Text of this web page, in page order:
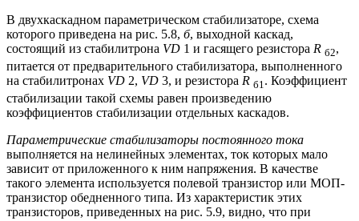
В двухкаскадном параметрическом стабилизаторе, схема
которого приведена на рис. 5.8, б, выходной каскад,
состоящий из стабилитрона VD 1 и гасящего резистора R б2,
питается от предварительного стабилизатора, выполненного
на стабилитронах VD 2, VD 3, и резистора R б1. Коэффициент
стабилизации такой схемы равен произведению
коэффициентов стабилизации отдельных каскадов.
Параметрические стабилизаторы постоянного тока
выполняется на нелинейных элементах, ток которых мало
зависит от приложенного к ним напряжения. В качестве
такого элемента используется полевой транзистор или МОП-
транзистор обедненного типа. Из характеристик этих
транзисторов, приведенных на рис. 5.9, видно, что при